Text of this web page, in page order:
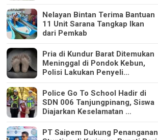
Nelayan Bintan Terima Bantuan
11 Unit Sarana Tangkap Ikan
dari Pemkab
Pria di Kundur Barat Ditemukan
Meninggal di Pondok Kebun,
Polisi Lakukan Penyeli…
Police Go To School Hadir di
SDN 006 Tanjungpinang, Siswa
Diajarkan Keselamatan …
PT Saipem Dukung Penanganan